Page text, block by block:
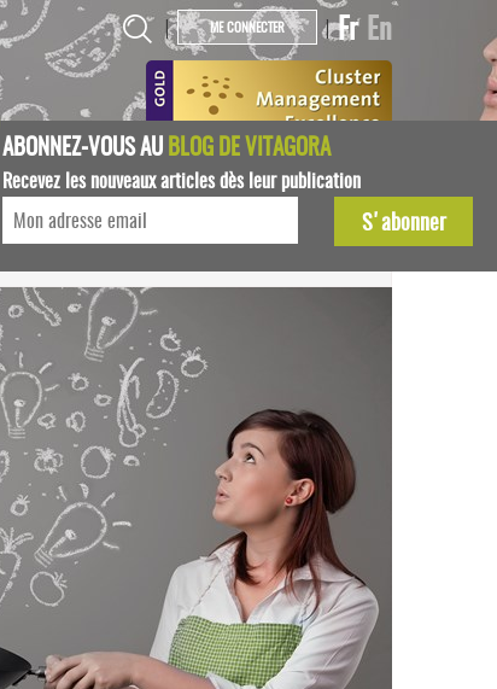
| ME CONNECTER |Fr En
START-UPS AGENDA
ABONNEZ-VOUS AUBLOG DE VITAGORA
Recevez les nouveaux articles dès leur publication